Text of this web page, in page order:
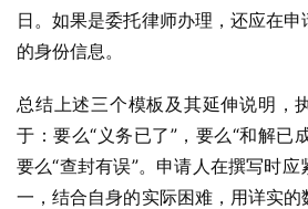
日。如果是委托律师办理，还应在
的身份信息。
总结上述三个模板及其延伸说明，
于：要么“义务已了”，要么“和解已
要么“查封有误”。申请人在撰写时
一，结合自身的实际困难，用详实